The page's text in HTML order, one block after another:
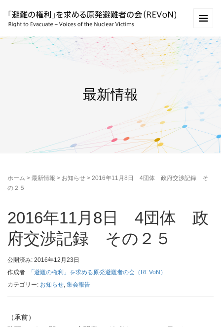
最新情報
ホーム > 最新情報 > お知らせ > 2016年11月8日 4団体 政府交渉記録 そ
の２５
2016年11月8日 4団体 政
府交渉記録 その２５
公開済み: 2016年12月23日
作成者:
「避難の権利」を求める原発避難者の会（REVoN）
カテゴリー: お知らせ, 集会報告
（承前）